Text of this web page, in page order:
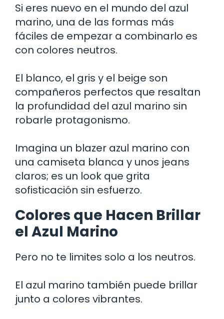
Si eres nuevo en el mundo del azul
marino, una de las formas más
fáciles de empezar a combinarlo es
con colores neutros.
El blanco, el gris y el beige son
compañeros perfectos que resaltan
la profundidad del azul marino sin
robarle protagonismo.
Imagina un blazer azul marino con
una camiseta blanca y unos jeans
claros; es un look que grita
sofisticación sin esfuerzo.
Colores que Hacen Brillar
el Azul Marino
Pero no te limites solo a los neutros.
El azul marino también puede brillar
junto a colores vibrantes.